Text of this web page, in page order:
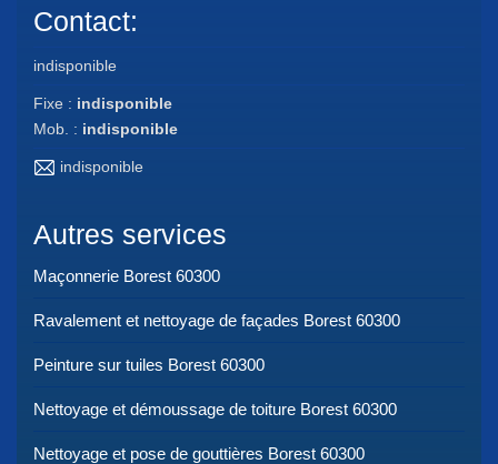
Contact:
indisponible
Fixe : indisponible
Mob. : indisponible
indisponible
Autres services
Maçonnerie Borest 60300
Ravalement et nettoyage de façades Borest 60300
Peinture sur tuiles Borest 60300
Nettoyage et démoussage de toiture Borest 60300
Nettoyage et pose de gouttières Borest 60300